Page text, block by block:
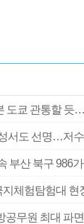
도쿄 관통할 듯
서도 선명…저
부산 북구 986
공무원 최대 파